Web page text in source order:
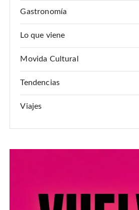
Gastronomía
Lo que viene
Movida Cultural
Tendencias
Viajes